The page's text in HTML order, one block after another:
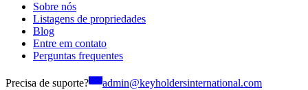
Sobre nós
Listagens de propriedades
Blog
Entre em contato
Perguntas frequentes
Precisa de suporte?
admin@keyholdersinternational.com